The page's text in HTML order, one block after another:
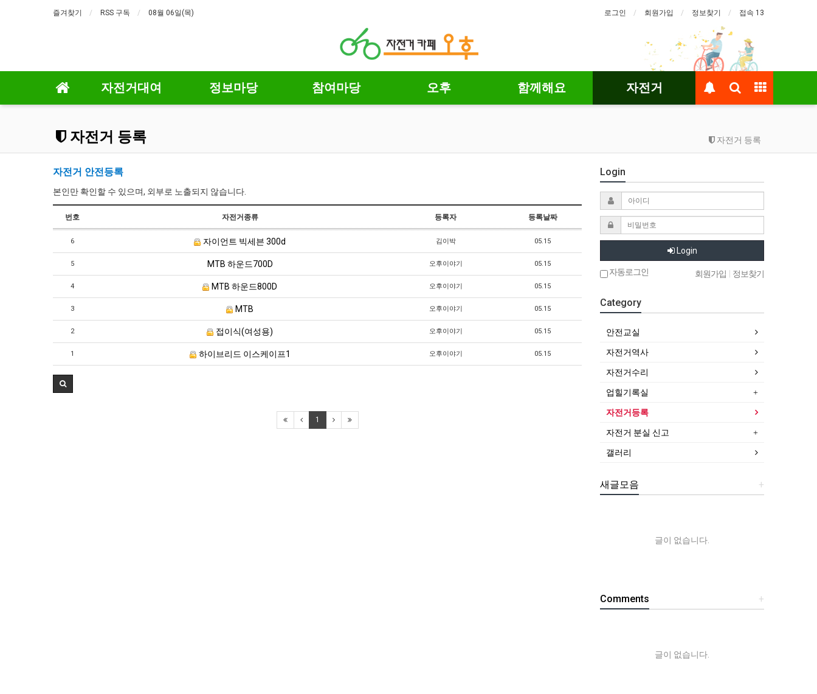
즐겨찾기 RSS 구독 08월 06일(목) 로그인 회원가입 정보찾기 접속 13
자전거대여 정보마당 참여마당 오후 함께해요 자전거
자전거 등록 자전거 등록
자전거 안전등록
본인만 확인할 수 있으며, 외부로 노출되지 않습니다.
번호 자전거종류 등록자 등록날짜
6 자이언트 빅세븐 300d 김이박 05.15
5 MTB 하운드700D 오후이야기 05.15
4 MTB 하운드800D 오후이야기 05.15
3 MTB 오후이야기 05.15
2 접이식(여성용) 오후이야기 05.15
1 하이브리드 이스케이프1 오후이야기 05.15
1
Login
Login
자동로그인 회원가입 정보찾기
Category
안전교실
자전거역사
자전거수리
업힐기록실
자전거등록
자전거 분실 신고
갤러리
+
새글모음
글이 없습니다.
+
Comments
글이 없습니다.